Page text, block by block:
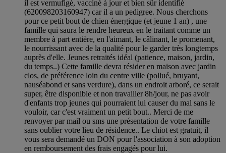
il est vermufigé, vacciné à jour et bien sûr identifié
(620098203160947) car il a un pedigree. Nous cherchons
pour ce petit bout de chien énergique (et jeune 1 an) , une
famille qui saura le rendre heureux en le traitant comme un
membre à part entière, en l'aimant, le câlinant, le promenant,
le nourrissant avec de la qualité pour le garder très longtemps
auprès d'elle. Jeunes retraités idéal (patience, maison, jardin,
du temps..) Cette famille devra résider en maison avec jardin
clos, de préférence loin du centre ville (pollué, bruyant,
nauséabond et sans verdure), dans un endroit arboré, ce serait
super, être disponible et non travailler 8h/jour, ne pas avoir
d'enfants trop jeunes qui pourraient lui causer du mal sans le
vouloir, car c'est vraiment un petit bout.. Merci de me
renvoyer par mail ou sms une présentation de votre famille
sans oublier votre lieu de résidence.. Le chiot est gratuit, il
vous sera demandé un DON pour l'association à son adoption
en remboursement des frais engagés pour lui.